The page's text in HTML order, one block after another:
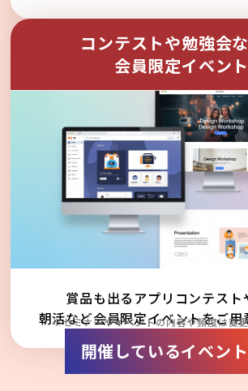
コンテストや勉強会
会員限定イベント
賞品も出るアプリコンテスト
朝活など会員限定イベントをご
※セミナーやイベントの内容や頻度は変
開催しているイベン